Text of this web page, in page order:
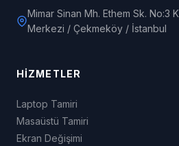
Mimar Sinan Mh. Ethem Sk. No:3
Merkezi / Çekmeköy / İstanbul
HIZMETLER
Laptop Tamiri
Masaüstü Tamiri
Ekran Değişimi